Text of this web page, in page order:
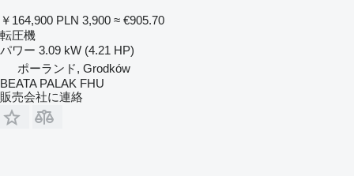
￥164,900 PLN 3,900 ≈ €905.70
転圧機
パワー 3.09 kW (4.21 HP)
ポーランド, Grodków
BEATA PALAK FHU
販売会社に連絡